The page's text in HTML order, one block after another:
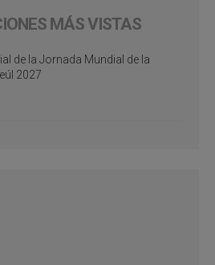
MÁS VISTAS
de la Jornada Mundial de la
2027